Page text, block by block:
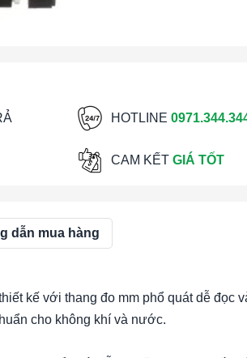
HOTLINE
CAM KẾT GIÁ TỐT
dẫn mua hàng
kế với thang đo mm phổ quát dễ đọc
cho không khí và nước.